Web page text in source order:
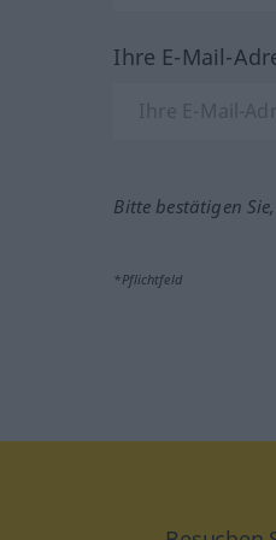
Ihre E-Mail-
Bitte bestätigen
*Pflichtfeld